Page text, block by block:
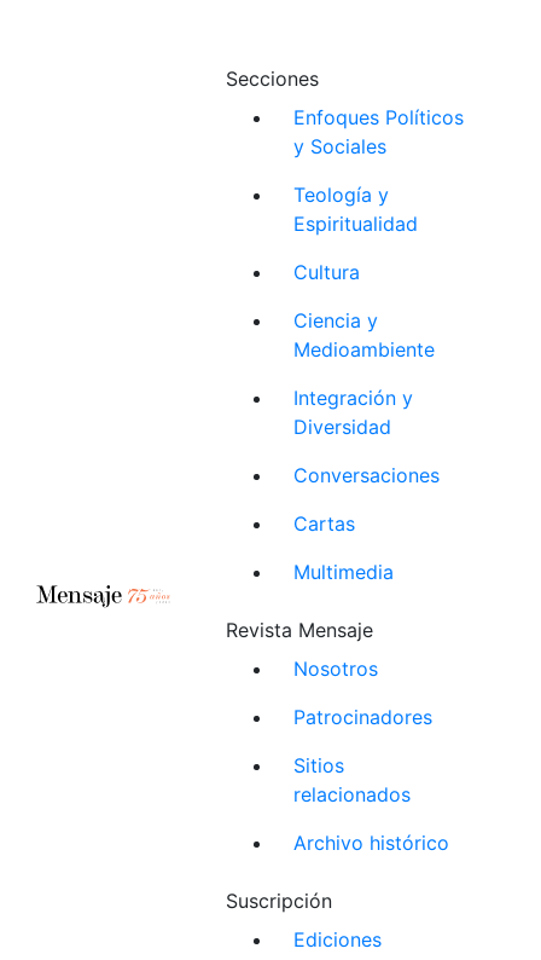
Secciones
Enfoques Políticos
y Sociales
Teología y
Espiritualidad
Cultura
Ciencia y
Medioambiente
Integración y
Diversidad
Conversaciones
Cartas
Multimedia
Revista Mensaje
Nosotros
Patrocinadores
Sitios
relacionados
Archivo histórico
Suscripción
Ediciones